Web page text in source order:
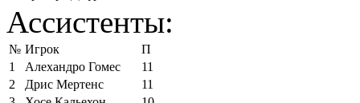
Ассистенты:
№ Игрок
П
1
Алехандро Гомес
11
2
Дрис Мертенс
11